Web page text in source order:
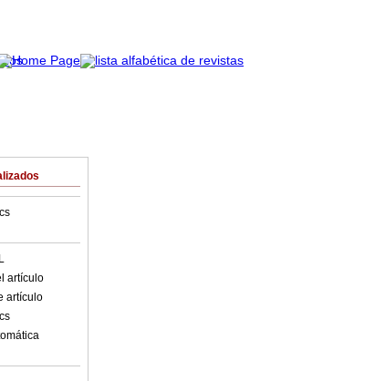
artículo
artículo